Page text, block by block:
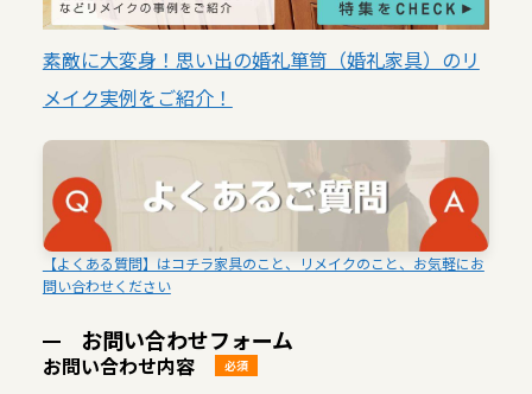
素敵に大変身！思い出の婚礼箪笥（婚礼家具）のリ
メイク実例をご紹介！
【よくある質問】はコチラ家具のこと、リメイクのこと、お気軽にお
問い合わせください
お問い合わせフォーム
お問い合わせ内容 必須